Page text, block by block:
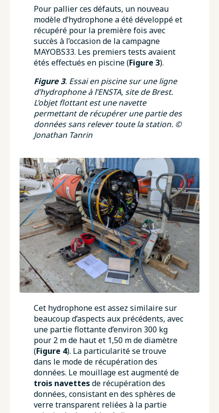
Pour pallier ces défauts, un nouveau
modèle d’hydrophone a été développé et
récupéré pour la première fois avec
succès à l’occasion de la campagne
MAYOBS33. Les premiers tests avaient
étés effectués en piscine (Figure 3).
Figure 3. Essai en piscine sur une ligne
d’hydrophone à l’ENSTA, site de Brest.
L’objet flottant est une navette
permettant de récupérer une partie des
données sans relever toute la station. ©
Jonathan Tanrin
Cet hydrophone est assez similaire sur
beaucoup d’aspects aux précédents, avec
une partie flottante d’environ 300 kg
pour 2 m de haut et 1,50 m de diamètre
(Figure 4). La particularité se trouve
dans le mode de récupération des
données. Le mouillage est augmenté de
trois navettesde récupération des
données, consistant en des sphères de
verre transparent reliées à la partie